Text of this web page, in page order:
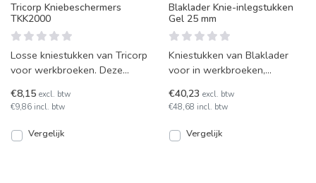
Tricorp Kniebeschermers
TKK2000
Losse kniestukken van Tricorp
voor werkbroeken. Deze
ergonomisch gevorm
€8,15 excl. btw
€9,86 incl. btw
Vergelijk
Blaklader Knie-inlegstukken
Gel 25 mm
Kniestukken van Blaklader
voor in werkbroeken,
kunstrubber, met een gel die
uitst
€40,23 excl. btw
€48,68 incl. btw
Vergelijk